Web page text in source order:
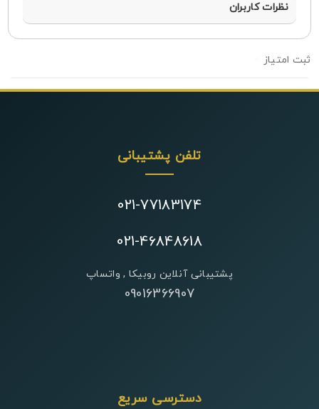
نظرات کاربران
تلفن پشتیبانی
021-77183174
021-46848618
پشتیبانی آنلاین روبیکا , واتساپ
09016366907
دسترسی سریع